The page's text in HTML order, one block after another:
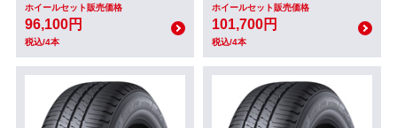
ホイールセット販売価格
96,100円
税込/4本
ホイールセット販売価格
101,700円
税込/4本